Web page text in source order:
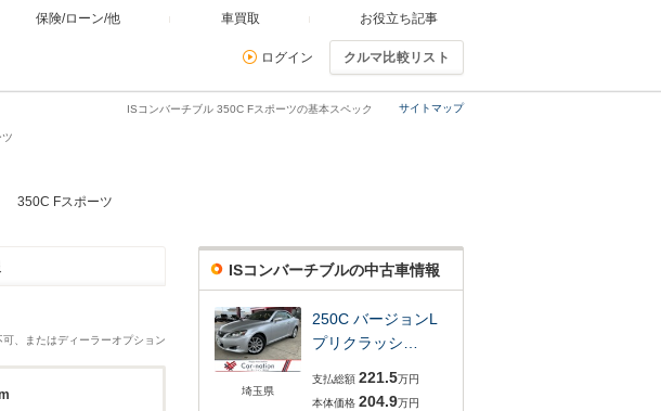
保険/ローン/他 車買取 お役立ち記事
ログイン クルマ比較リスト
サイトマップ
ISコンバーチブル 350C Fスポーツの基本スペック
350C Fスポーツ
またはディーラーオプション
ISコンバーチブルの中古車情報
埼玉県
250C バージョンL
プリクラッシ…
支払総額 221.5万円
本体価格 204.9万円